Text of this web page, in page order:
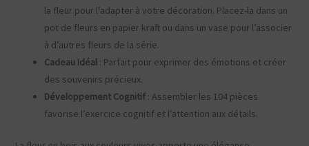
la fleur pour l’adapter à votre décoration. Placez-la dans un
pot de fleurs en papier kraft ou dans un vase pour l’associer
à d’autres fleurs de la série.
Cadeau Idéal: Parfait pour exprimer des émotions et créer
des souvenirs précieux.
Développement Cognitif: Assembler les 104 pièces
favorise l’exercice cognitif et l’attention aux détails.